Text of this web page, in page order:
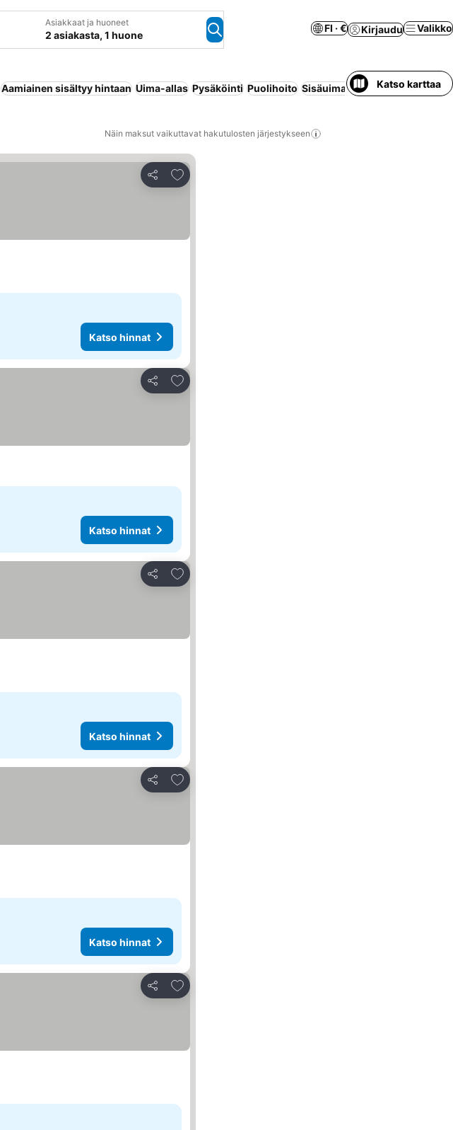
Asiakkaat ja huoneet
2 asiakasta, 1 huone
FI · € Kirjaudu Valikko
Aamiainen sisältyy hintaan Uima-allas Pysäköinti Puolihoito Sisäuima-allas Huoneisto
Katso karttaa
Näin maksut vaikuttavat hakutulosten järjestykseen
Jaa
Lisää suosikkeihin
Katso hinnat
Jaa
Lisää suosikkeihin
Katso hinnat
Jaa
Lisää suosikkeihin
Katso hinnat
Jaa
Lisää suosikkeihin
Katso hinnat
Jaa
Lisää suosikkeihin